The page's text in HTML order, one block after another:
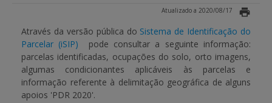
APOIO AO BENEFICIÁRIO
Entrar / Registar
Atualizado a 2020/08/17
Através da versão pública do Sistema de Identificação do
Parcelar (iSIP)
pode consultar a seguinte informação:
parcelas identificadas, ocupações do solo, orto imagens,
algumas condicionantes aplicáveis às parcelas e
informação referente à delimitação geográfica de alguns
apoios 'PDR 2020'.